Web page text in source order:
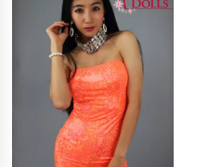
し
た。
で
す。